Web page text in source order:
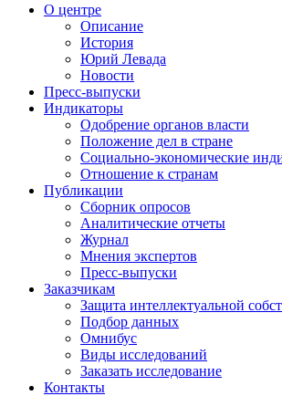
О центре
Описание
История
Юрий Левада
Новости
Пресс-выпуски
Индикаторы
Одобрение органов власти
Положение дел в стране
Социально-экономические
Отношение к странам
Публикации
Сборник опросов
Аналитические отчеты
Журнал
Мнения экспертов
Пресс-выпуски
Заказчикам
Защита интеллектуальной
Подбор данных
Омнибус
Виды исследований
Заказать исследование
Контакты